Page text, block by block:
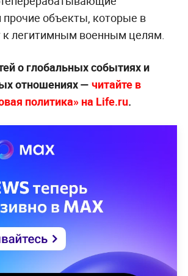
прочие объекты, которые в
к легитимным военным целям.
о глобальных событиях и
отношениях — читайте в
политика» на Life.ru.